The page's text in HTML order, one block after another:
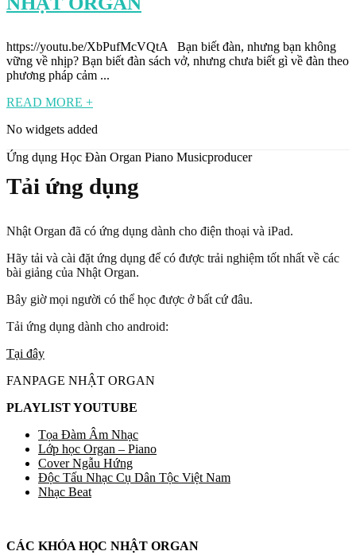
https://youtu.be/XbPufMcVQtA Bạn biết đàn, nhưng bạn không
vững về nhịp? Bạn biết đàn sách vở, nhưng chưa biết gì về đàn theo
phương pháp cảm ...
READ MORE +
No widgets added
Ứng dụng Học Đàn Organ Piano Musicproducer
Tải ứng dụng
Nhật Organ đã có ứng dụng dành cho điện thoại và iPad.
Hãy tải và cài đặt ứng dụng để có được trải nghiệm tốt nhất về các
bài giảng của Nhật Organ.
Bây giờ mọi người có thể học được ở bất cứ đâu.
Tải ứng dụng dành cho android:
Tại đây
FANPAGE NHẬT ORGAN
PLAYLIST YOUTUBE
Tọa Đàm Âm Nhạc
Lớp học Organ – Piano
Cover Ngẫu Hứng
Độc Tấu Nhạc Cụ Dân Tộc Việt Nam
Nhạc Beat
CÁC KHÓA HỌC NHẬT ORGAN